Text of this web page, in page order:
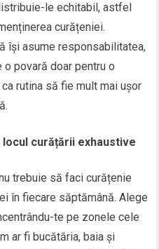
le echitabil, astfel
curățeniei.
își asume responsabilitatea,
povară doar pentru o
rutina să fie mult mai ușor
curățării exhaustive
trebuie să faci curățenie
în fiecare săptămână. Alege
te pe zonele cele
ar fi bucătăria, baia și